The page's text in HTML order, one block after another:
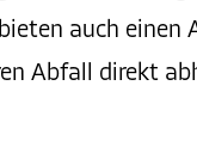
auch einen
Abfall direkt